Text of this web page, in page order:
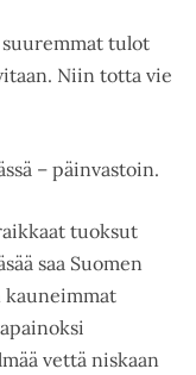
suuremmat tulot
Niin totta vie
– päinvastoin.
tuoksut
saa Suomen
kauneimmat
vettä niskaan